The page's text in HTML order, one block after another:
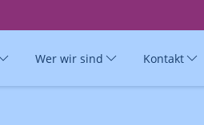
Wer wir sind Kontakt